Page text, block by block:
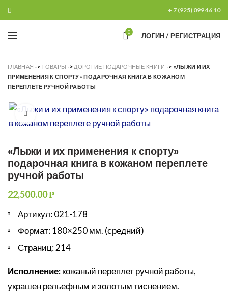
+ 7 (925) 099 46 10
0 ЛОГИН / РЕГИСТРАЦИЯ
ГЛАВНАЯ ->ТОВАРЫ -> ДОРОГИЕ ПОДАРОЧНЫЕ КНИГИ -> «ЛЫЖИ И ИХ
ПРИМЕНЕНИЯ К СПОРТУ» ПОДАРОЧНАЯ КНИГА В КОЖАНОМ
ПЕРЕПЛЕТЕ РУЧНОЙ РАБОТЫ
Увеличить
«Лыжи и их применения к спорту»
подарочная книга в кожаном переплете
ручной работы
22,500.00Р
Артикул: 021-178
Формат: 180×250 мм. (средний)
Страниц: 214
Исполнение:кожаный переплет ручной работы,
украшен рельефным и золотым тиснением.